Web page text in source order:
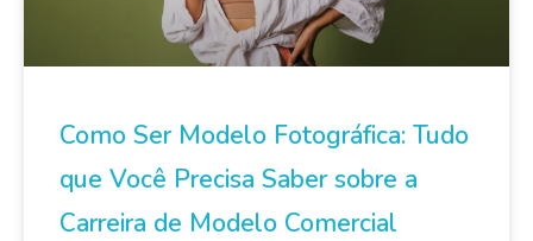
Como Ser Modelo Fotográfica: Tudo
que Você Precisa Saber sobre a
Carreira de Modelo Comercial